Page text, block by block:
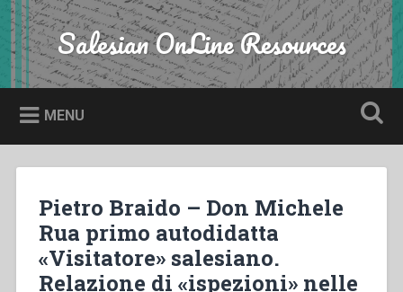
Skip
to
content
Search Salesian OnLine Resources
MENU
Pietro Braido – Don Michele
Rua primo autodidatta
«Visitatore» salesiano.
Relazione di «ispezioni» nelle